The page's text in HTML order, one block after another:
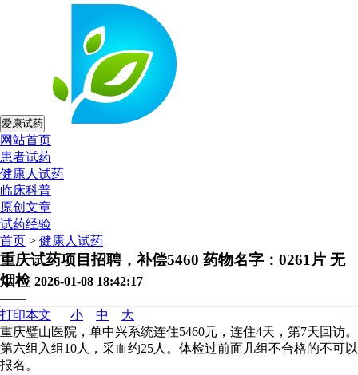
爱康试药
网站首页
患者试药
健康人试药
临床科普
原创文章
试药经验
首页 > 健康人试药
重庆试药项目招聘，补偿5460 药物名字：0261片 无
烟检 2026-01-08 18:42:17
——
打印本文
小 中
大
重庆璧山医院，单中兴系统连住5460元，连住4天，第7天回访。
第六组入组10人，采血约25人。体检过前面几组不合格的不可以
报名。